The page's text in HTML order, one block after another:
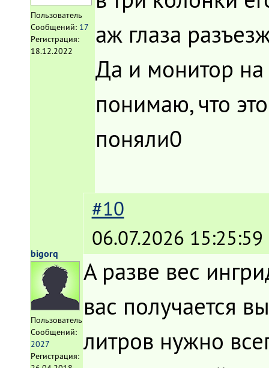
Пользователь
Сообщений: 17
Регистрация:
18.12.2022
аж глаза
Да и монитор на
понимаю, что
поняли0
bigorq
Пользователь
Сообщений:
2027
Регистрация:
#10
06.07.2026 15:25:59
А разве вес
вас получается
литров нужно